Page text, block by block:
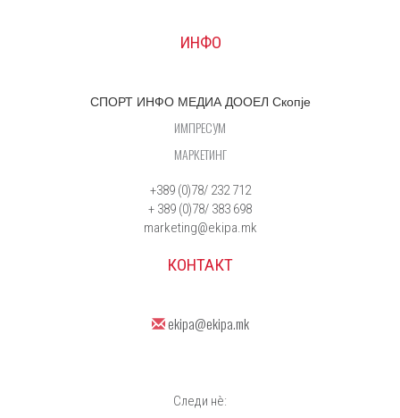
ИНФО
СПОРТ ИНФО МЕДИА ДООЕЛ Скопје
ИМПРЕСУМ
МАРКЕТИНГ
+389 (0)78/ 232 712
+ 389 (0)78/ 383 698
marketing@ekipa.mk
КОНТАКТ
ekipa@ekipa.mk
Следи нè: